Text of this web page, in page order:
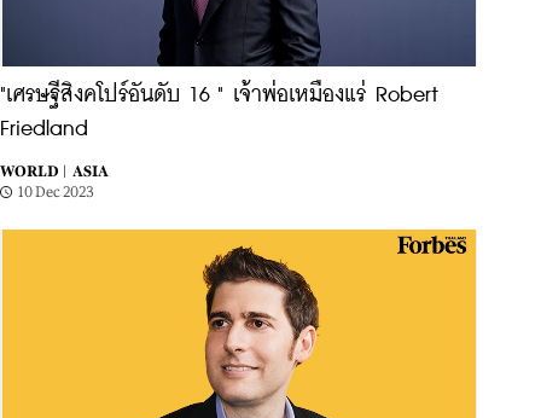
"เศรษฐีสิงคโปร์อันดับ 16 " เจ้าพ่อเหมืองแร่ Robert
Friedland
WORLD |
ASIA
10 Dec 2023